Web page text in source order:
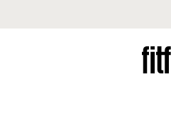
to
main